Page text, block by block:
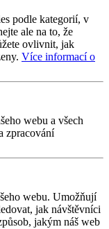
podle kategorií, v
ale na to, že
ovlivnit, jak
Více informací o
webu a všech
zpracování
webu. Umožňují
jak návštěvníci
jakým náš web